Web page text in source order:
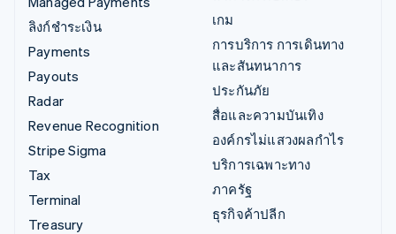
ลิงก์ชำระเงิน
Payments
Payouts
Radar
Revenue Recognition
Stripe Sigma
Tax
Terminal
Treasury
เกม
การบริการ การเดินทาง
และสันทนาการ
ประกันภัย
สื่อและความบันเทิง
องค์กรไม่แสวงผลกำไร
บริการเฉพาะทาง
ภาครัฐ
ธุรกิจค้าปลีก